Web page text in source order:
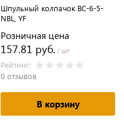
Шпульный колпачок BC-6-5-
NBL, YF
Розничная цена
157.81 руб. / шт
Рейтинг:
0 отзывов
В корзину